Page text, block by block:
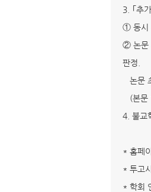
3. ｢추
① 동시
② 논문
판정.
논문
(본문
4. 불교
* 홈페
* 투고
* 학회